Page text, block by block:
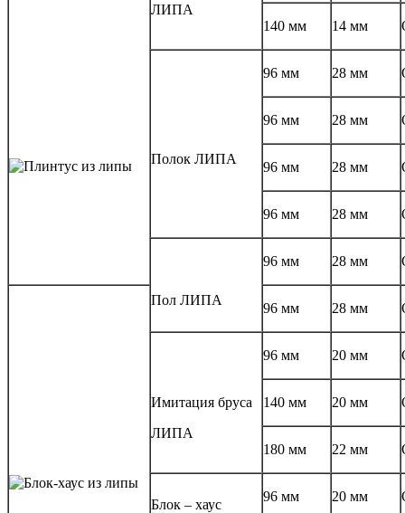
ЛИПА
140 мм 14 мм
Полок ЛИПА
96 мм 28 мм
96 мм 28 мм
96 мм 28 мм
96 мм 28 мм
Пол ЛИПА
96 мм 28 мм
96 мм 28 мм
Имитация бруса
ЛИПА
96 мм 20 мм
140 мм 20 мм
180 мм 22 мм
Блок – хаус
96 мм 20 мм